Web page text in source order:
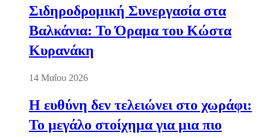
Σιδηροδρομική Συνεργασία στα
Βαλκάνια: Το Όραμα του Κώστα
Κυρανάκη
14 Μαΐου 2026
Η ευθύνη δεν τελειώνει στο χωράφι:
Το μεγάλο στοίχημα για μια πιο